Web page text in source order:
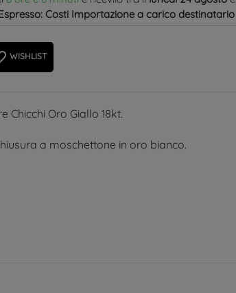
Costi Importazione a carico destinatario
WISHLIST
Chicchi Oro Giallo 18kt.
a moschettone in oro bianco.